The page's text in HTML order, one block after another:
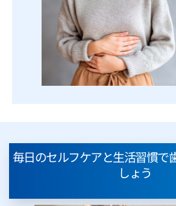
毎日のセルフケアと生活習慣で
しょう